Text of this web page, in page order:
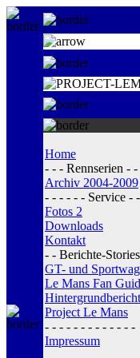
Home
- - - Rennserien - -
Archiv 2004-2009
- - - - - - Service -
Fotos 2
Downloads
Kontakt
- - Berichte-
GT- und
Le Mans Fan
Project Le Mans
- - - - - - - - - - - - -
Impressum